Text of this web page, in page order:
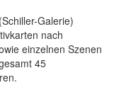
Galerie)
nach
einzelnen Szenen
45